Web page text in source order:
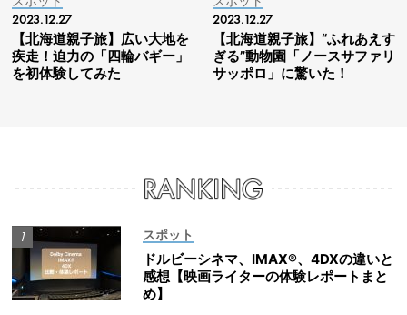
2023.12.27
【北海道親子旅】広い大地を
疾走！迫力の「四輪バギー」
を初体験してみた
2023.12.27
【北海道親子旅】“ふれあえす
ぎる”動物園「ノースサファリ
サッポロ」に驚いた！
スポット
ドルビーシネマ、IMAX®、4DXの違いと
感想【映画ライターの体験レポートまと
め】